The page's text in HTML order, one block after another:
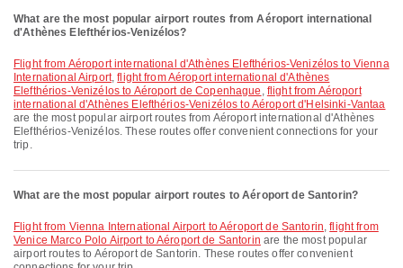
What are the most popular airport routes from Aéroport international
d'Athènes Elefthérios-Venizélos?
flight from Aéroport international d'Athènes Elefthérios-Venizélos to Vienna
International Airport,flight from Aéroport international d'Athènes
Elefthérios-Venizélos to Aéroport de Copenhague , flight from Aéroport
international d'Athènes Elefthérios-Venizélos to Aéroport d'Helsinki-Vantaa
are the most popular airport routes from Aéroport international d'Athènes
Elefthérios-Venizélos. These routes offer convenient connections for your
trip.
What are the most popular airport routes to Aéroport de Santorin?
flight from Vienna International Airport to Aéroport de Santorin,flight from
Venice Marco Polo Airport to Aéroport de Santorin are the most popular
airport routes to Aéroport de Santorin. These routes offer convenient